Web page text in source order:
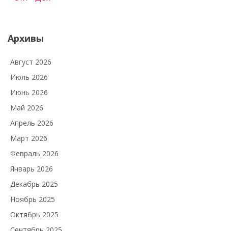
Архивы
Август 2026
Июль 2026
Июнь 2026
Май 2026
Апрель 2026
Март 2026
Февраль 2026
Январь 2026
Декабрь 2025
Ноябрь 2025
Октябрь 2025